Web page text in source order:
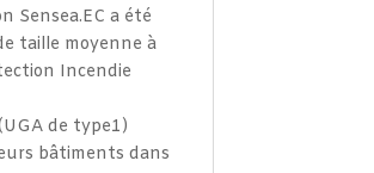
Sensea.EC a été
taille moyenne à
Incendie
de type1)
bâtiments dans